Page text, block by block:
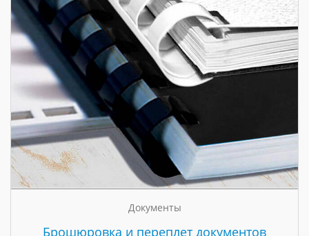
Документы
Брошюровка и переплет документов